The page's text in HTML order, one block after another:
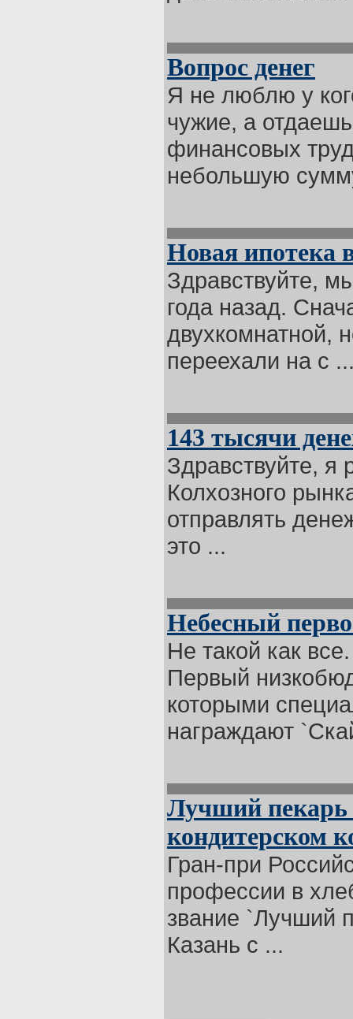
Вопрос денег
Я не люблю у
чужие, а
финансовых
небольшую
Новая ипотека
Здравствуйте,
года назад.
двухкомнатной,
переехали на с
143 тысячи
Здравствуйте, я
Колхозного
отправлять
это ...
Небесный
Не такой как
Первый
которыми
награждают
Лучший пекарь
кондитерском
Гран-при
профессии в
звание `Лучший
Казань с ...